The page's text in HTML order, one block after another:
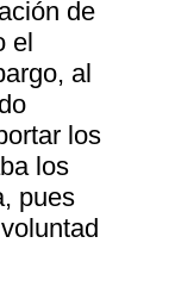
de
el
al
los
los
pues